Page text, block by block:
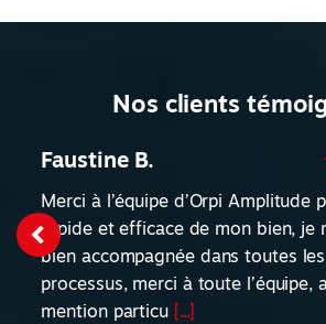
Nos clients
Faustine B.
Merci à l’équipe d’Orpi Amplitude
rapide et efficace de mon bien, je
bien accompagnée dans toutes
processus, merci à toute l’équipe,
mention particu [...]